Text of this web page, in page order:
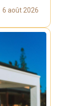
6 août 2026